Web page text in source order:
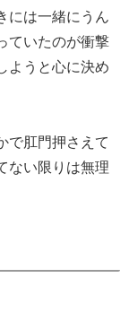
には一緒にうん
ていたのが衝撃
ようと心に決め
で肛門押さえて
ない限りは無理